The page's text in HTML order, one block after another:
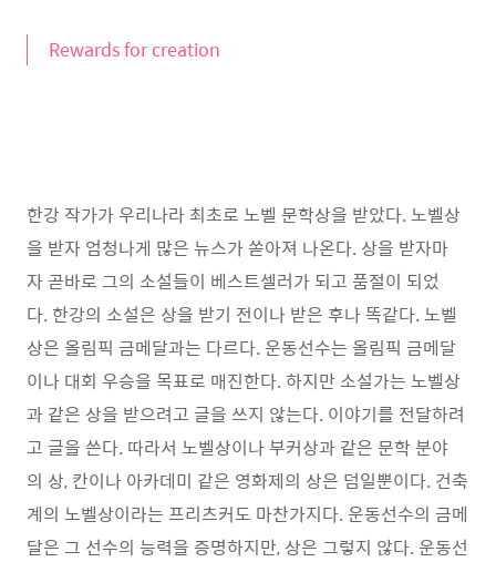
Rewards for creation
한강 작가가 우리나라 최초로 노벨 문학상을 받았다. 노벨상
을 받자 엄청나게 많은 뉴스가 쏟아져 나온다. 상을 받자마
자 곧바로 그의 소설들이 베스트셀러가 되고 품절이 되었
다. 한강의 소설은 상을 받기 전이나 받은 후나 똑같다. 노벨
상은 올림픽 금메달과는 다르다. 운동선수는 올림픽 금메달
이나 대회 우승을 목표로 매진한다. 하지만 소설가는 노벨상
과 같은 상을 받으려고 글을 쓰지 않는다. 이야기를 전달하려
고 글을 쓴다. 따라서 노벨상이나 부커상과 같은 문학 분야
의 상, 칸이나 아카데미 같은 영화제의 상은 덤일뿐이다. 건축
계의 노벨상이라는 프리츠커도 마찬가지다. 운동선수의 금메
달은 그 선수의 능력을 증명하지만, 상은 그렇지 않다. 운동선